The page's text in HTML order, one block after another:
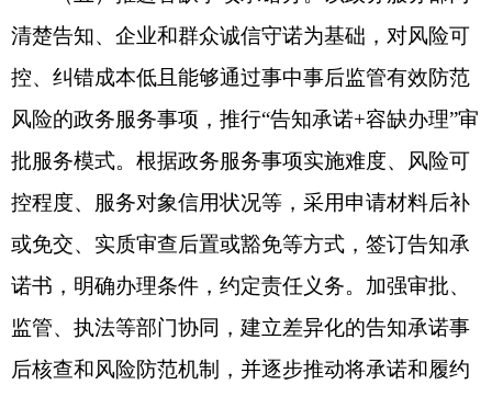
地区探索更多事项跨区域办理。
（七）推进政策服务免申办。全面梳理行政给
则，强化数据归集共享、模型算法和大数据分析支
撑，精准匹配符合政策条件的企业和群众，推动逐
步实现政策“免申即享”。对法律法规明确要求依申
请办理的，为符合条件的企业和群众自动生成申请
表、调用申请材料，并主动精准推送，便利自愿申
丰富政策库，实现利企便民政策和服务精准直达。